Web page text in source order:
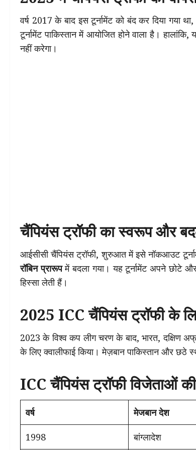
वर्ष 2017 के बाद इस टूर्नामेंट को बंद कर दिया गया
टूर्नामेंट पाकिस्तान में आयोजित होने वाला है।
नहीं करेगा।
चैंपियंस ट्रॉफी का स्वरूप और
आईसीसी चैंपियंस ट्रॉफी, शुरुआत में इसे नॉकआउट
रॉबिन प्रारूपमें बदला गया। यह टूर्नामेंट अपने छोटे
हिस्सा लेती हैं।
2025 ICC चैंपियंस ट्रॉफी के
2023 के विश्व कप लीग चरण के बाद, भारत, दक्षिण
के लिए क्वालीफाई किया। मेज़बान पाकिस्तान और छठे
ICC चैंपियंस ट्रॉफी विजेताओं
वर्ष मेजबान देश
1998 बांग्लादेश